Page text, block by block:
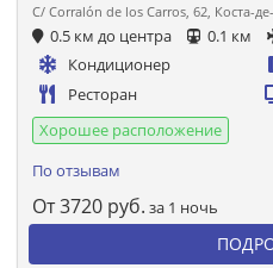
C/ Corralón de los Carros, 62, Коста-
0.5 км до центра 0.1 км
Кондиционер
Ресторан
Хорошее расположение
По отзывам
От3720 руб. за 1 ночь